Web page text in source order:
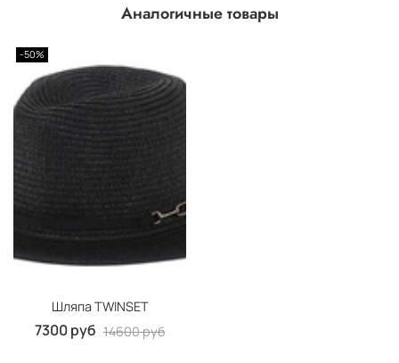
Аналогичные товары
-50%
Шляпа TWINSET
7300 руб 14600 руб